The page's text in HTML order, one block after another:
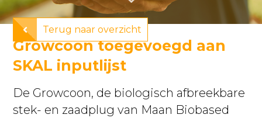
Terug naar overzicht
Growcoon toegevoegd aan
SKAL inputlijst
De Growcoon, de biologisch afbreekbare
stek- en zaadplug van Maan Biobased